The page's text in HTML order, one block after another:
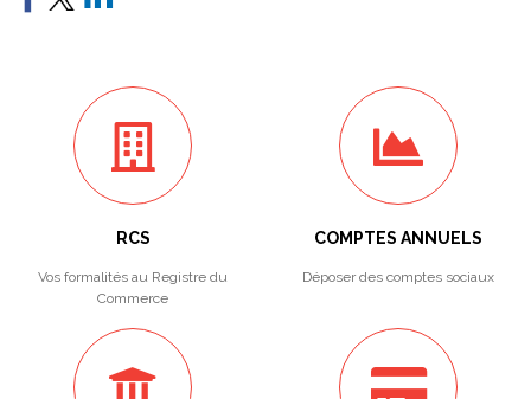
RCS
Vos formalités au Registre du
Commerce
COMPTES ANNUELS
Déposer des comptes sociaux